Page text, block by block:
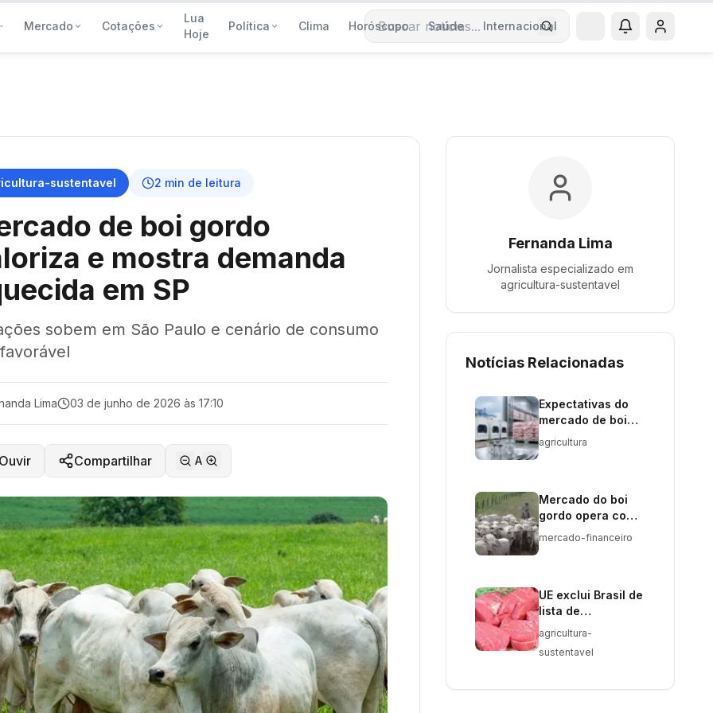
Mercado Cotações
Lua
Hoje
Política Clima Horóscopo Saúde Internacional
Buscar notícias
sustentavel 2 min de leitura
de boi gordo
e mostra demanda
em SP
sobem em São Paulo e cenário de consumo
Lima 03 de junho de 2026 às 17:10
Compartilhar A
Fernanda Lima
Jornalista especializado em
agricultura-sustentavel
Notícias Relacionadas
Expectativas do
mercado de boi
gordo são
discutidas em
agricultura
Mercado do boi
gordo opera com
altas em algumas
mercado-financeiro
UE exclui Brasil de
lista de
exportadores de
carne por uso de
antimicrobianos
agricultura-
sustentavel